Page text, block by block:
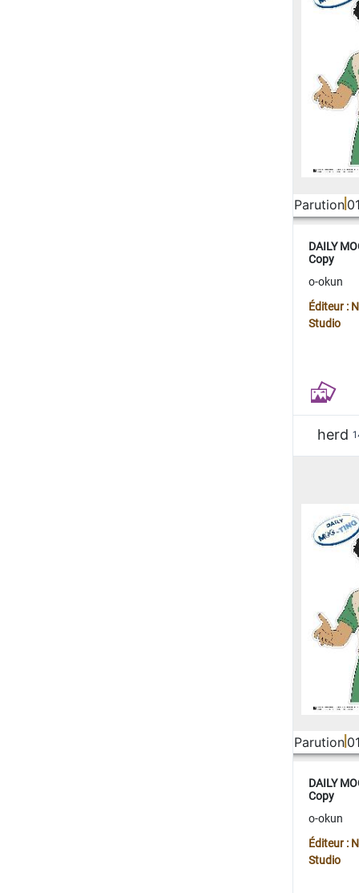
Parution
DAILY
Copy
o-okun
Éditeur :
Studio
herd
Parution
DAILY
Copy
o-okun
Éditeur :
Studio